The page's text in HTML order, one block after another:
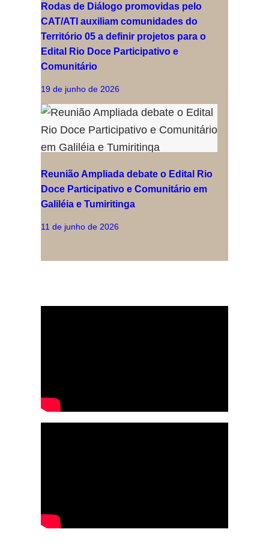
Rodas de Diálogo promovidas pelo
CAT/ATI auxiliam comunidades do
Território 05 a definir projetos para o
Edital Rio Doce Participativo e
Comunitário
19 de junho de 2026
Reunião Ampliada debate o Edital Rio
Doce Participativo e Comunitário em
Galiléia e Tumiritinga
11 de junho de 2026